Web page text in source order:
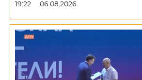
19:22 06.08.2026